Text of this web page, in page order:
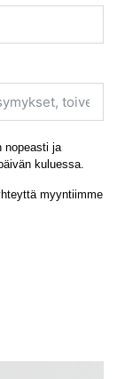
nopeasti ja
kuluessa.
myyntiimme